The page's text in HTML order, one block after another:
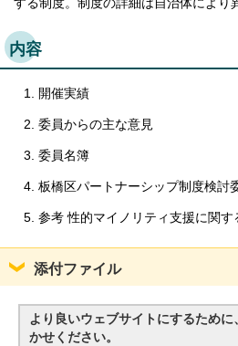
する制度。制度の詳細は自治体により
内容
開催実績
委員からの主な意見
委員名簿
板橋区パートナーシップ制度検討
参考 性的マイノリティ支援に関す
添付ファイル
より良いウェブサイトにするため
かせください。